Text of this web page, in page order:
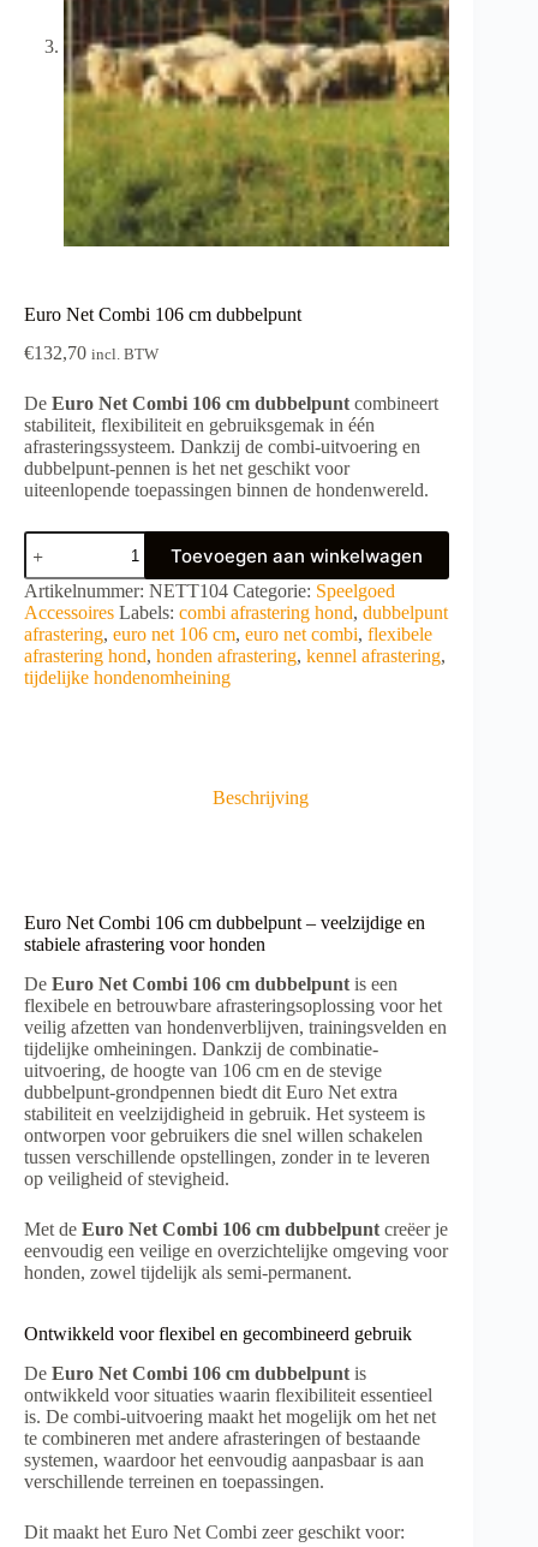
Euro Net Combi 106 cm dubbelpunt
€132,70 incl. BTW
De Euro Net Combi 106 cm dubbelpunt combineert
stabiliteit, flexibiliteit en gebruiksgemak in één
afrasteringssysteem. Dankzij de combi-uitvoering en
dubbelpunt-pennen is het net geschikt voor
uiteenlopende toepassingen binnen de hondenwereld.
Euro
Net
Combi
106
cm
dubbelpunt
aantal
Toevoegen aan winkelwagen
A
l
t
e
r
Artikelnummer: NETT104 Categorie: Speelgoed
Accessoires Labels: combi afrastering hond, dubbelpunt
afrastering, euro net 106 cm, euro net combi, flexibele
afrastering hond, honden afrastering, kennel afrastering,
tijdelijke hondenomheining
Beschrijving
Euro Net Combi 106 cm dubbelpunt – veelzijdige en
stabiele afrastering voor honden
De Euro Net Combi 106 cm dubbelpunt is een
flexibele en betrouwbare afrasteringsoplossing voor het
veilig afzetten van hondenverblijven, trainingsvelden en
tijdelijke omheiningen. Dankzij de combinatie-
uitvoering, de hoogte van 106 cm en de stevige
dubbelpunt-grondpennen biedt dit Euro Net extra
stabiliteit en veelzijdigheid in gebruik. Het systeem is
ontworpen voor gebruikers die snel willen schakelen
tussen verschillende opstellingen, zonder in te leveren
op veiligheid of stevigheid.
Met de Euro Net Combi 106 cm dubbelpunt creëer je
eenvoudig een veilige en overzichtelijke omgeving voor
honden, zowel tijdelijk als semi-permanent.
Ontwikkeld voor flexibel en gecombineerd gebruik
De Euro Net Combi 106 cm dubbelpunt is
ontwikkeld voor situaties waarin flexibiliteit essentieel
is. De combi-uitvoering maakt het mogelijk om het net
te combineren met andere afrasteringen of bestaande
systemen, waardoor het eenvoudig aanpasbaar is aan
verschillende terreinen en toepassingen.
Dit maakt het Euro Net Combi zeer geschikt voor: